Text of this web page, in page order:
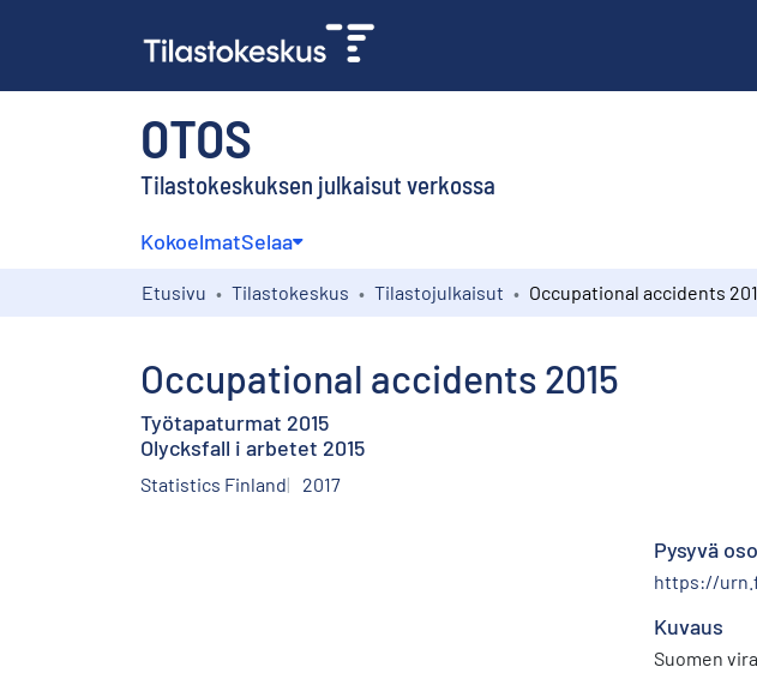
OTOS
Tilastokeskuksen julkaisut verkossa
KokoelmatSelaa
Etusivu Tilastokeskus Tilastojulkaisut Occupational accidents
Occupational accidents 2015
Työtapaturmat 2015
Olycksfall i arbetet 2015
Statistics Finland 2017
Pysyvä
https://
Kuvaus
Suomen